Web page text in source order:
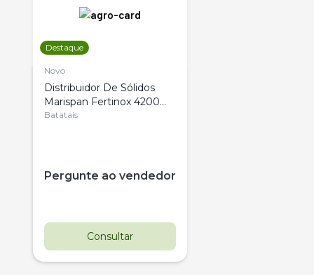
Destaque
Novo
Distribuidor De Sólidos
Marispan Fertinox 4200
Citrus
Batatais
Pergunte ao vendedor
Consultar